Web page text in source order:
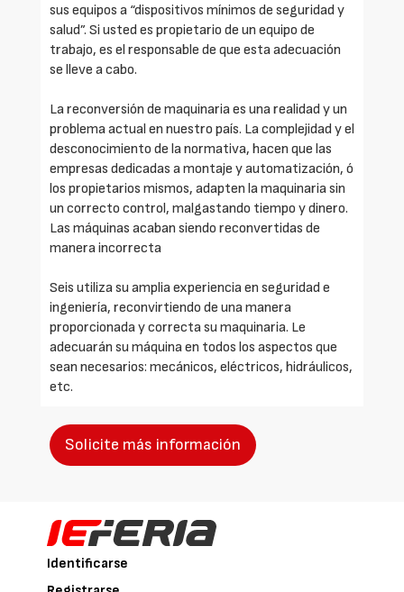
sus equipos a “dispositivos mínimos de seguridad y
salud”. Si usted es propietario de un equipo de
trabajo, es el responsable de que esta adecuación
se lleve a cabo.
La reconversión de maquinaria es una realidad y un
problema actual en nuestro país. La complejidad y el
desconocimiento de la normativa, hacen que las
empresas dedicadas a montaje y automatización, ó
los propietarios mismos, adapten la maquinaria sin
un correcto control, malgastando tiempo y dinero.
Las máquinas acaban siendo reconvertidas de
manera incorrecta
Seis utiliza su amplia experiencia en seguridad e
ingeniería, reconvirtiendo de una manera
proporcionada y correcta su maquinaria. Le
adecuarán su máquina en todos los aspectos que
sean necesarios: mecánicos, eléctricos, hidráulicos,
etc.
Solicite más información
Identificarse